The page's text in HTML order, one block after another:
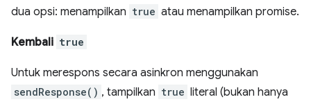
dua opsi: menampilkan true atau menampilkan promise.
Kembali true
Untuk merespons secara asinkron menggunakan
sendResponse() , tampilkan true literal (bukan hanya